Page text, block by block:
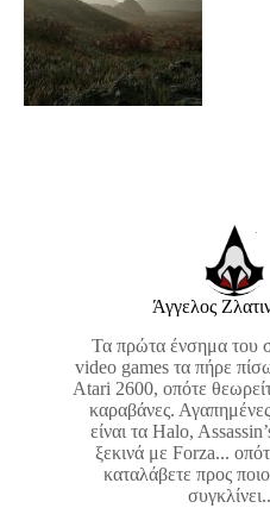
Άγγελος
Τα πρώτα ένσημα του
video games τα πήρε
Atari 2600, οπότε
καραβάνες.
είναι τα Halo,
ξεκινά με Forza...
καταλάβετε προς